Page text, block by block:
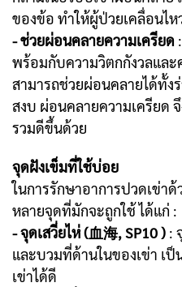
ของข้อ ทำให้ผู้ป่วยเคลื่อนไห
- ช่วยผ่อนคลายความเครียด
พร้อมกับความวิตกกังวลและ
สามารถช่วยผ่อนคลายได้ทั้ง
สงบ ผ่อนคลายความเครียด
รวมดีขึ้นด้วย
จุดฝังเข็มที่ใช้บ่อย
ในการรักษาอาการปวดเข่า
หลายจุดที่มักจะถูกใช้ ได้แก่ :
- จุดเสวี่ยไห่ (血海, SP10 ) :
และบวมที่ด้านในของเข่า เ
เข่าได้ดี